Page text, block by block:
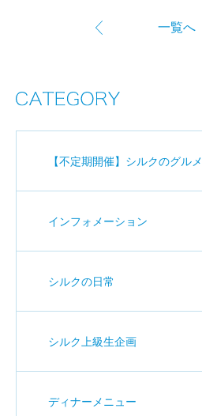
一覧へ
【不定期開催】シルクのグルメ
インフォメーション
シルクの日常
シルク上級生企画
ディナーメニュー